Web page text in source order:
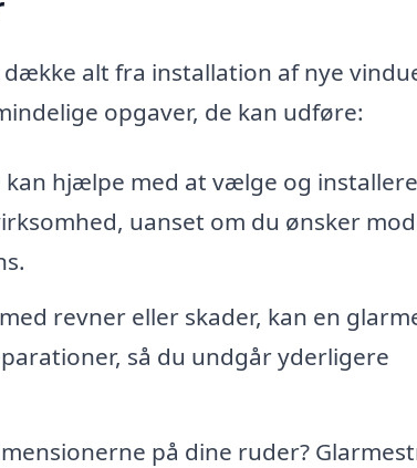
alt fra installation af nye
opgaver, de kan udføre:
kan hjælpe med at vælge og
uanset om du ønsker
revner eller skader, kan en
så du undgår yderligere
på dine ruder?